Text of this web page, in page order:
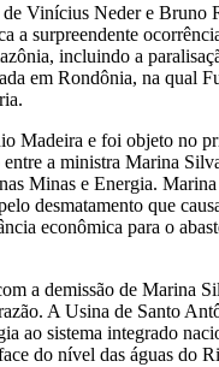
de Vinícius Neder e Bruno
a surpreendente
incluindo a
em Rondônia, na qual
Madeira e foi objeto no
a ministra Marina
Minas e Energia.
desmatamento que
econômica para o
a demissão de Marina
A Usina de Santo
ao sistema integrado
do nível das águas do